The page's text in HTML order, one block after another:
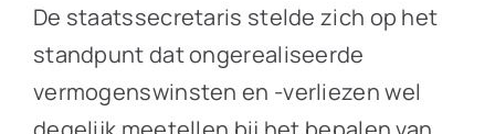
De staatssecretaris stelde zich op het
standpunt dat ongerealiseerde
vermogenswinsten en -verliezen wel